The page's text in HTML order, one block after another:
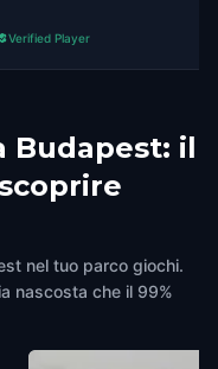
Verified Player
Budapest: il
nel tuo parco giochi.
nascosta che il 99%